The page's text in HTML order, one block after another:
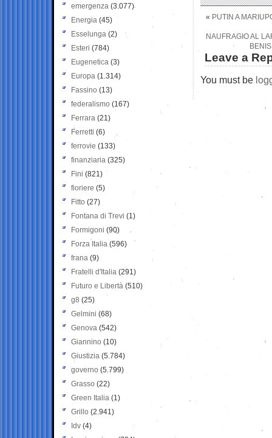
« PUTIN A
NAUFRAGIO AL
Leave a
You must be
emergenza (3.077)
Energia (45)
Esselunga (2)
Esteri (784)
Eugenetica (3)
Europa (1.314)
Fassino (13)
federalismo (167)
Ferrara (21)
Ferretti (6)
ferrovie (133)
finanziaria (325)
Fini (821)
fioriere (5)
Fitto (27)
Fontana di Trevi (1)
Formigoni (90)
Forza Italia (596)
frana (9)
Fratelli d'Italia (291)
Futuro e Libertà (510)
g8 (25)
Gelmini (68)
Genova (542)
Giannino (10)
Giustizia (5.784)
governo (5.799)
Grasso (22)
Green Italia (1)
Grillo (2.941)
Idv (4)